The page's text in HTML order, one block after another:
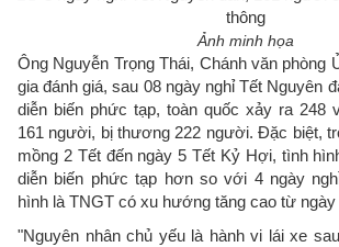
Ảnh minh họa
Ông Nguyễn Trọng Thái, Chánh văn phòng
gia đánh giá, sau 08 ngày nghỉ Tết Nguyên
diễn biến phức tạp, toàn quốc xảy ra 248
161 người, bị thương 222 người. Đặc biệt,
mồng 2 Tết đến ngày 5 Tết Kỷ Hợi, tình
diễn biến phức tạp hơn so với 4 ngày
hình là TNGT có xu hướng tăng cao từ ngày
"Nguyên nhân chủ yếu là hành vi lái xe